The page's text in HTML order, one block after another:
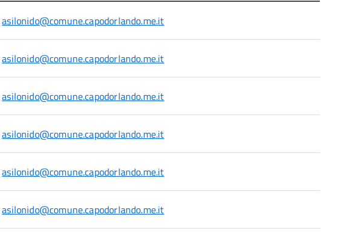
asilonido@comune.capodorlando.me.it
asilonido@comune.capodorlando.me.it
asilonido@comune.capodorlando.me.it
asilonido@comune.capodorlando.me.it
asilonido@comune.capodorlando.me.it
asilonido@comune.capodorlando.me.it